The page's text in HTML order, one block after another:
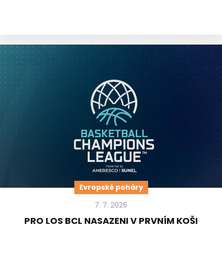
Evropské poháry
7. 7. 2026
PRO LOS BCL NASAZENI V PRVNÍM KOŠI